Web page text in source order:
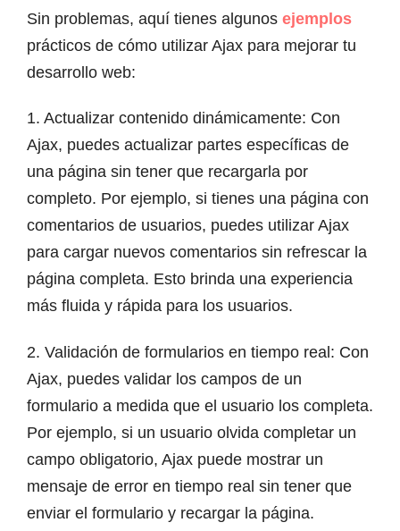
Sin problemas, aquí tienes algunos ejemplos
prácticos de cómo utilizar Ajax para mejorar tu
desarrollo web:
1. Actualizar contenido dinámicamente: Con
Ajax, puedes actualizar partes específicas de
una página sin tener que recargarla por
completo. Por ejemplo, si tienes una página con
comentarios de usuarios, puedes utilizar Ajax
para cargar nuevos comentarios sin refrescar la
página completa. Esto brinda una experiencia
más fluida y rápida para los usuarios.
2. Validación de formularios en tiempo real: Con
Ajax, puedes validar los campos de un
formulario a medida que el usuario los completa.
Por ejemplo, si un usuario olvida completar un
campo obligatorio, Ajax puede mostrar un
mensaje de error en tiempo real sin tener que
enviar el formulario y recargar la página.